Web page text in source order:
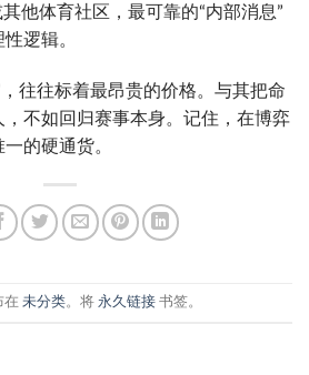
他体育社区，最可靠的“内部消息”
逻辑。
往往标着最昂贵的价格。与其把命
不如回归赛事本身。记住，在博弈
的硬通货。
在 未分类。将 永久链接 书签。